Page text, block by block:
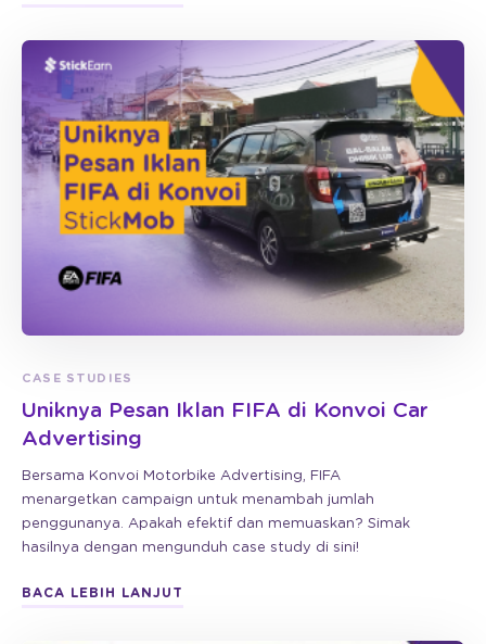
CASE STUDIES
Uniknya Pesan Iklan FIFA di Konvoi Car
Advertising
Bersama Konvoi Motorbike Advertising, FIFA
menargetkan campaign untuk menambah jumlah
penggunanya. Apakah efektif dan memuaskan? Simak
hasilnya dengan mengunduh case study di sini!
BACA LEBIH LANJUT